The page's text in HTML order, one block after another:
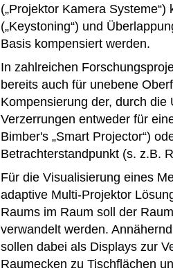
(„Projektor Kamera
(„Keystoning“) und
Basis kompensiert werden.
In zahlreichen
bereits auch für unebene
Kompensierung der, durch
Verzerrungen entweder für
Bimber's „Smart Projector“)
Betrachterstandpunkt (s. z.B.
Für die Visualisierung eines
adaptive Multi-Projektor
Raums im Raum soll der
verwandelt werden.
sollen dabei als Displays zur
Raumecken zu Tischflächen